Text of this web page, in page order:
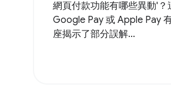
網頁付款功能有哪些異動'？
Google Pay 或 Apple Pay
座揭示了部分誤解...